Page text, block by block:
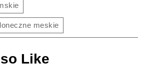
meskie
Like